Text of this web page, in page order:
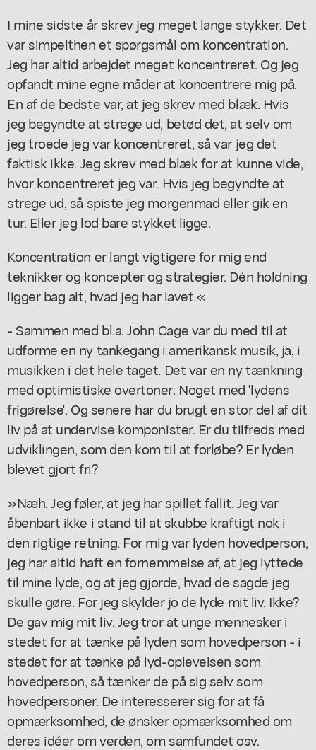
I mine sidste år skrev jeg meget lange stykker. Det
var simpelthen et spørgsmål om koncentration.
Jeg har altid arbejdet meget koncentreret. Og jeg
opfandt mine egne måder at koncentrere mig på.
En af de bedste var, at jeg skrev med blæk. Hvis
jeg begyndte at strege ud, betød det, at selv om
jeg troede jeg var koncentreret, så var jeg det
faktisk ikke. Jeg skrev med blæk for at kunne vide,
hvor koncentreret jeg var. Hvis jeg begyndte at
strege ud, så spiste jeg morgenmad eller gik en
tur. Eller jeg lod bare stykket ligge.
Koncentration er langt vigtigere for mig end
teknikker og koncepter og strategier. Dén holdning
ligger bag alt, hvad jeg har lavet.«
- Sammen med bl.a. John Cage var du med til at
udforme en ny tankegang i amerikansk musik, ja, i
musikken i det hele taget. Det var en ny tænkning
med optimistiske overtoner: Noget med 'lydens
frigørelse'. Og senere har du brugt en stor del af dit
liv på at undervise komponister. Er du tilfreds med
udviklingen, som den kom til at forløbe? Er lyden
blevet gjort fri?
»Næh. Jeg føler, at jeg har spillet fallit. Jeg var
åbenbart ikke i stand til at skubbe kraftigt nok i
den rigtige retning. For mig var lyden hovedperson,
jeg har altid haft en fornemmelse af, at jeg lyttede
til mine lyde, og at jeg gjorde, hvad de sagde jeg
skulle gøre. For jeg skylder jo de lyde mit liv. Ikke?
De gav mig mit liv. Jeg tror at unge mennesker i
stedet for at tænke på lyden som hovedperson - i
stedet for at tænke på lyd-oplevelsen som
hovedperson, så tænker de på sig selv som
hovedpersoner. De interesserer sig for at få
opmærksomhed, de ønsker opmærksomhed om
deres idéer om verden, om samfundet osv.